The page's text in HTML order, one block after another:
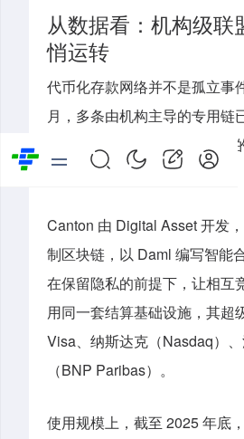
从数据看：机构级联
悄运转
代币化存款网络并不是孤立事
月，多条由机构主导的专用链
的使用规模，其中数据最完整
Network。
Canton 由 Digital Asset 开发
制区块链，以 Daml 编写智能
在保留隐私的前提下，让相互
用同一套结算基础设施，其超
Visa、纳斯达克（Nasdaq）
（BNP Paribas）。
使用规模上，截至 2025 年底